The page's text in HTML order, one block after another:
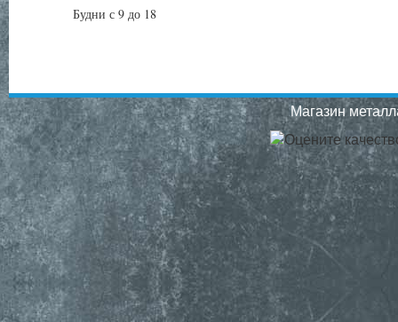
Будни с 9 до 18
Магазин